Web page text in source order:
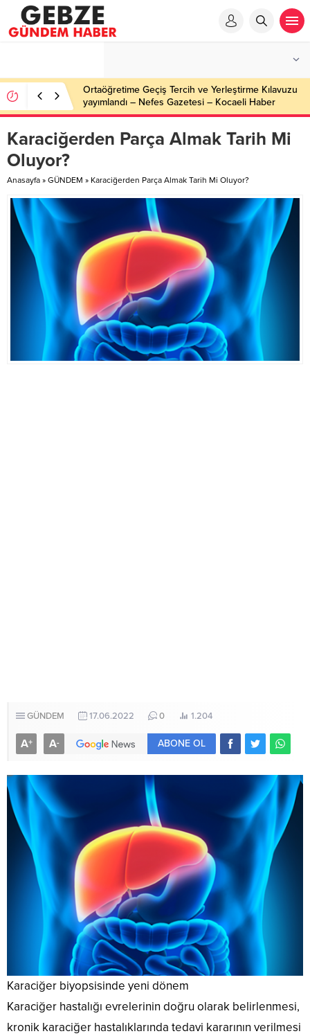
Ortaöğretime Geçiş Tercih ve Yerleştirme Kılavuzu
yayımlandı – Nefes Gazetesi – Kocaeli Haber
Karaciğerden Parça Almak Tarih Mi
Oluyor?
Anasayfa » GÜNDEM » Karaciğerden Parça Almak Tarih Mi Oluyor?
GÜNDEM 17.06.2022 0 1.204
A+ A- ABONE OL
Karaciğer biyopsisinde yeni dönem
Karaciğer hastalığı evrelerinin doğru olarak belirlenmesi,
kronik karaciğer hastalıklarında tedavi kararının verilmesi